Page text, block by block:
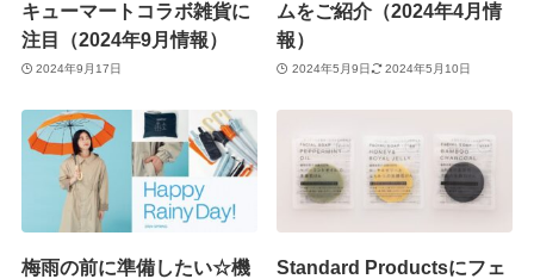
キューマートコラボ雑貨に
注目（2024年9月情報）
2024年9月17日
ムをご紹介（2024年4月情
報）
2024年5月9日 2024年5月10日
梅雨の前に準備したい☆機
Standard Productsにフェ